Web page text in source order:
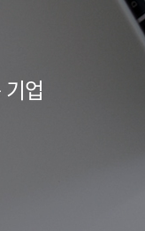
업